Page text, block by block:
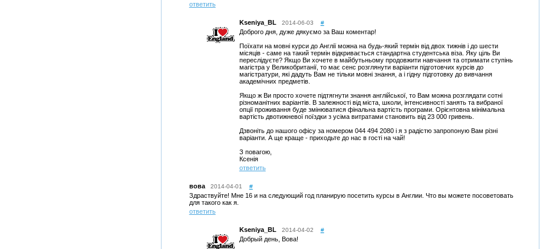
ответить
Kseniya_BL 2014-06-03 #
Доброго дня, дуже дякуємо за Ваш коментар!
Поїхати на мовні курси до Англії можна на будь-який термін від двох тижнів і до шести
місяців - саме на такий термін відкривається стандартна студентська віза. Яку ціль Ви
переслідуєте? Якщо Ви хочете в майбутьньому продовжити навчання та отримати ступінь
магістра у Великобританії, то має сенс розглянути варіанти підготовчих курсів до
магістратури, які дадуть Вам не тільки мовні знання, а і гідну підготовку до вивчання
академічних предметів.
Якщо ж Ви просто хочете підтягнути знання англійської, то Вам можна розглядати сотні
різноманітних варіантів. В залежності від міста, школи, інтенсивності занять та вибраної
опції проживання буде змінюватися фінальна вартість програми. Орієнтовна мінімальна
вартість двотижневої поїздки з усіма витратами становить від 23 000 гривень.
Дзвоніть до нашого офісу за номером 044 494 2080 і я з радістю запропоную Вам різні
варіанти. А ще краще - приходьте до нас в гості на чай!
З повагою,
Ксенія
ответить
вова 2014-04-01 #
Здраствуйте! Мне 16 и на следующий год планирую посетить курсы в Англии. Что вы можете посоветовать
для такого как я.
ответить
Kseniya_BL 2014-04-02 #
Добрый день, Вова!